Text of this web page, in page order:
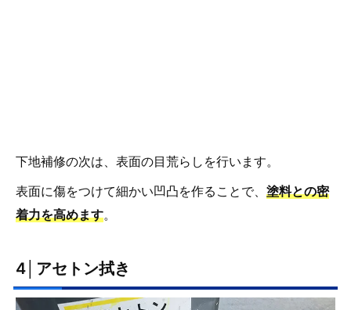
下地補修の次は、表面の目荒らしを行います。
表面に傷をつけて細かい凹凸を作ることで、塗料との密
着力を高めます。
4│アセトン拭き